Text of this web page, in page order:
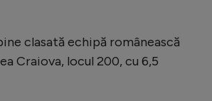
clasată echipă românească
Craiova, locul 200, cu 6,5